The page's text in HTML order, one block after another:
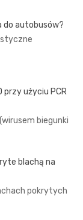
do autobusów?
przy użyciu PCR
biegunki
blachą na
pokrytych